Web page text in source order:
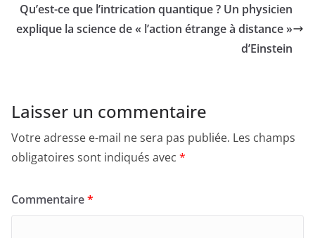
Qu’est-ce que l’intrication quantique ? Un physicien
explique la science de « l’action étrange à distance »
d’Einstein
Laisser un commentaire
Votre adresse e-mail ne sera pas publiée. Les champs
obligatoires sont indiqués avec *
Commentaire*